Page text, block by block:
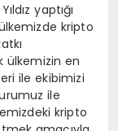
yaptığı
kripto
ülkemizin en
ile ekibimizi
ile
kripto